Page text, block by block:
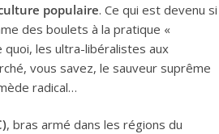
populaire. Ce qui est devenu si
des boulets à la pratique «
les ultra-libéralistes aux
vous savez, le sauveur suprême
radical…
, bras armé dans les régions du